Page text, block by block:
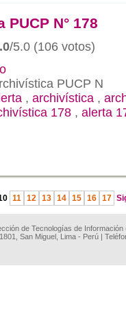
N° 178
/5.0 (106 votos)
PUCP N
, archivística ,
178 , alerta
11 12 13 14 15 16 17
de Tecnologías de
San Miguel, Lima - Perú |